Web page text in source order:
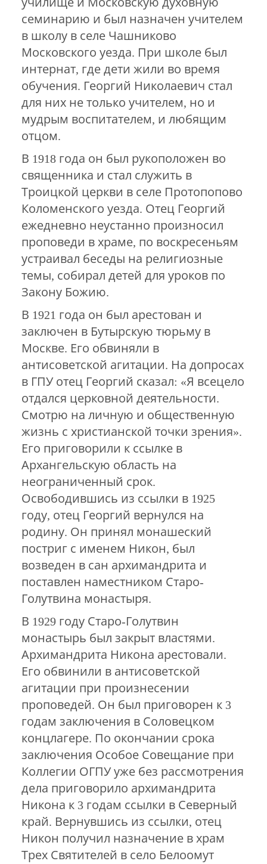
семинарию и был назначен учителем
в школу в селе Чашниково
Московского уезда. При школе был
интернат, где дети жили во время
обучения. Георгий Николаевич стал
для них не только учителем, но и
мудрым воспитателем, и любящим
отцом.
В 1918 года он был рукоположен во
священника и стал служить в
Троицкой церкви в селе Протопопово
Коломенского уезда. Отец Георгий
ежедневно неустанно произносил
проповеди в храме, по воскресеньям
устраивал беседы на религиозные
темы, собирал детей для уроков по
Закону Божию.
В 1921 года он был арестован и
заключен в Бутырскую тюрьму в
Москве. Его обвиняли в
антисоветской агитации. На допросах
в ГПУ отец Георгий сказал: «Я всецело
отдался церковной деятельности.
Смотрю на личную и общественную
жизнь с христианской точки зрения».
Его приговорили к ссылке в
Архангельскую область на
неограниченный срок.
Освободившись из ссылки в 1925
году, отец Георгий вернулся на
родину. Он принял монашеский
постриг с именем Никон, был
возведен в сан архимандрита и
поставлен наместником Старо-
Голутвина монастыря.
В 1929 году Старо-Голутвин
монастырь был закрыт властями.
Архимандрита Никона арестовали.
Его обвинили в антисоветской
агитации при произнесении
проповедей. Он был приговорен к 3
годам заключения в Соловецком
концлагере. По окончании срока
заключения Особое Совещание при
Коллегии ОГПУ уже без рассмотрения
дела приговорило архимандрита
Никона к 3 годам ссылки в Северный
край. Вернувшись из ссылки, отец
Никон получил назначение в храм
Трех Святителей в село Белоомут